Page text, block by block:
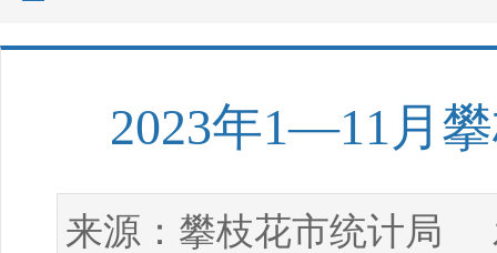
2023年1—11月
来源： 攀枝花市统计局